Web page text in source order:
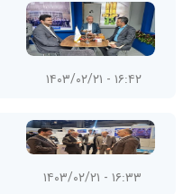
۱۶:۴۲ - ۱۴۰۳/۰۲/۲۱
۱۶:۳۳ - ۱۴۰۳/۰۲/۲۱